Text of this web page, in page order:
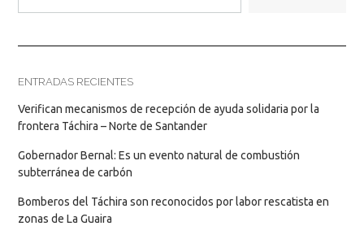
ENTRADAS RECIENTES
Verifican mecanismos de recepción de ayuda solidaria por la
frontera Táchira – Norte de Santander
Gobernador Bernal: Es un evento natural de combustión
subterránea de carbón
Bomberos del Táchira son reconocidos por labor rescatista en
zonas de La Guaira